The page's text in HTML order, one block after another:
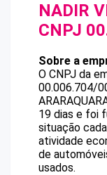
NADIR
CNPJ
Sobre a
O CNPJ da
00.006.704/
19 dias e foi
situação
atividade
de
usados.